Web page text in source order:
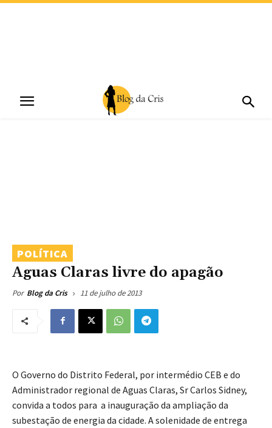
POLÍTICA
Aguas Claras livre do apagão
Por Blog da Cris 11 de julho de 2013
O Governo do Distrito Federal, por intermédio CEB e do
Administrador regional de Aguas Claras, Sr Carlos Sidney,
convida a todos para a inauguração da ampliação da
subestação de energia da cidade. A solenidade de entrega